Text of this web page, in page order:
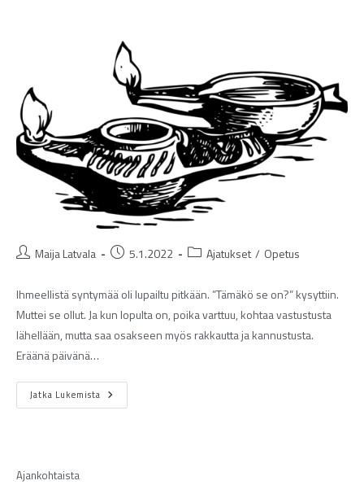
Maija Latvala 5.1.2022 Ajatukset / Opetus
Ihmeellistä syntymää oli lupailtu pitkään. ”Tämäkö se on?” kysyttiin.
Muttei se ollut. Ja kun lopulta on, poika varttuu, kohtaa vastustusta
lähellään, mutta saa osakseen myös rakkautta ja kannustusta.
Eräänä päivänä…
Jatka Lukemista
Ajankohtaista